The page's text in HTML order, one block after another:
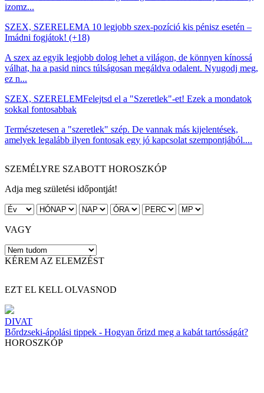
izomz...
SZEX, SZERELEMA 10 legjobb szex-pozíció kis pénisz esetén –
Imádni fogjátok! (+18)
A szex az egyik legjobb dolog lehet a világon, de könnyen kínossá
válhat, ha a pasid nincs túlságosan megáldva odalent. Nyugodj meg,
ez n...
SZEX, SZERELEMFelejtsd el a "Szeretlek"-et! Ezek a mondatok
sokkal fontosabbak
Természetesen a "szeretlek" szép. De vannak más kijelentések,
amelyek legalább ilyen fontosak egy jó kapcsolat szempontjából....
SZEMÉLYRE SZABOTT HOROSZKÓP
Adja meg születési időpontját!
VAGY
KÉREM AZ ELEMZÉST
EZT EL KELL OLVASNOD
DIVAT
Bőrdzseki-ápolási tippek - Hogyan őrizd meg a kabát tartósságát?
HOROSZKÓP